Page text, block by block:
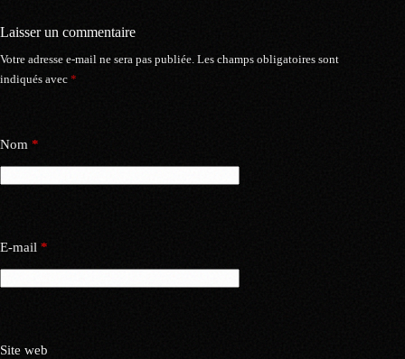
Laisser un commentaire
Votre adresse e-mail ne sera pas publiée. Les champs obligatoires sont
indiqués avec *
Nom *
E-mail *
Site web